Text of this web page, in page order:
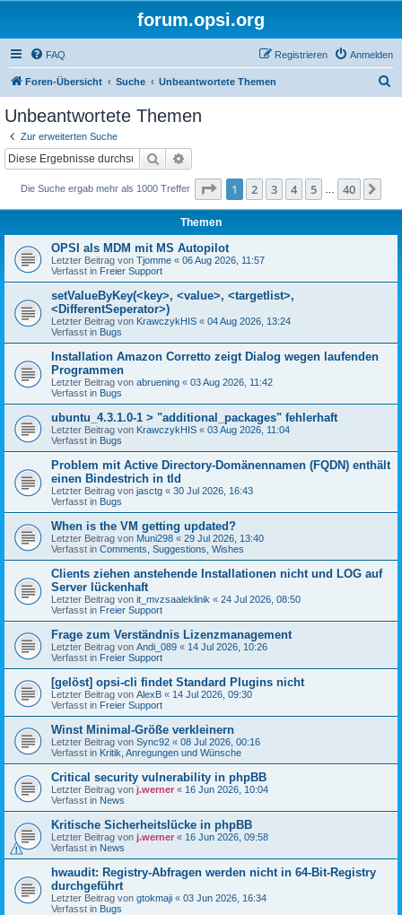
forum.opsi.org
FAQ Anmelden
Registrieren
Foren-Übersicht Suche Unbeantwortete Themen
Unbeantwortete Themen
Zur erweiterten Suche
Suche
Die Suche ergab mehr als 1000 Treffer Seite 1von 40
1 2 3 4 5 40
Themen
OPSI als MDM mit MS Autopilot
Letzter Beitrag von Tjomme « 06 Aug 2026, 11:57
Verfasst in Freier Support
setValueByKey(<key>, <value>, <targetlist>,
<DifferentSeperator>)
Letzter Beitrag von KrawczykHIS « 04 Aug 2026, 13:24
Verfasst in Bugs
Installation Amazon Corretto zeigt Dialog wegen laufenden
Programmen
Letzter Beitrag von abruening « 03 Aug 2026, 11:42
Verfasst in Bugs
ubuntu_4.3.1.0-1 > "additional_packages" fehlerhaft
Letzter Beitrag von KrawczykHIS « 03 Aug 2026, 11:04
Verfasst in Bugs
Problem mit Active Directory-Domänennamen (FQDN) enthält
einen Bindestrich in tld
Letzter Beitrag von jasctg « 30 Jul 2026, 16:43
Verfasst in Bugs
When is the VM getting updated?
Letzter Beitrag von Muni298 « 29 Jul 2026, 13:40
Verfasst in Comments, Suggestions, Wishes
Clients ziehen anstehende Installationen nicht und LOG auf
Server lückenhaft
Letzter Beitrag von it_mvzsaaleklinik « 24 Jul 2026, 08:50
Verfasst in Freier Support
Frage zum Verständnis Lizenzmanagement
Letzter Beitrag von Andi_089 « 14 Jul 2026, 10:26
Verfasst in Freier Support
[gelöst] opsi-cli findet Standard Plugins nicht
Letzter Beitrag von AlexB « 14 Jul 2026, 09:30
Verfasst in Freier Support
Winst Minimal-Größe verkleinern
Letzter Beitrag von Sync92 « 08 Jul 2026, 00:16
Verfasst in Kritik, Anregungen und Wünsche
Critical security vulnerability in phpBB
Letzter Beitrag von j.werner « 16 Jun 2026, 10:04
Verfasst in News
Kritische Sicherheitslücke in phpBB
Letzter Beitrag von j.werner « 16 Jun 2026, 09:58
Verfasst in News
hwaudit: Registry-Abfragen werden nicht in 64-Bit-Registry
durchgeführt
Letzter Beitrag von gtokmaji « 03 Jun 2026, 16:34
Verfasst in Bugs